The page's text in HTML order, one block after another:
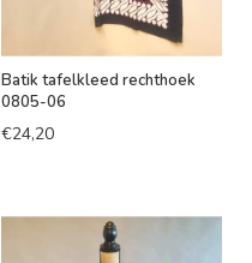
Batik tafelkleed rechthoek
0805-06
€24,20